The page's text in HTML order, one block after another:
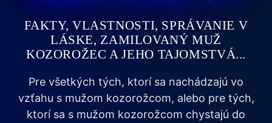
FAKTY, VLASTNOSTI, SPRÁVANIE V
LÁSKE, ZAMILOVANÝ MUŽ
KOZOROŽEC A JEHO TAJOMSTVÁ...
Pre všetkých tých, ktorí sa nachádzajú vo
vzťahu s mužom kozorožcom, alebo pre tých,
ktorí sa s mužom kozorožcom chystajú do